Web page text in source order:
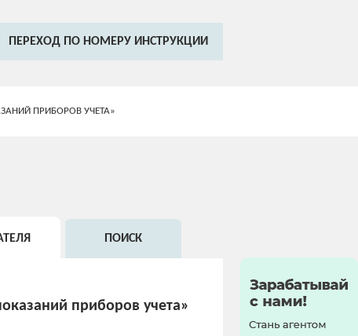
ПЕРЕХОД ПО НОМЕРУ ИНСТРУКЦИИ
ПРИБОРОВ УЧЕТА»
ПОИСК
приборов учета»